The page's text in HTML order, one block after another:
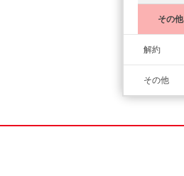
その他
解約
その他